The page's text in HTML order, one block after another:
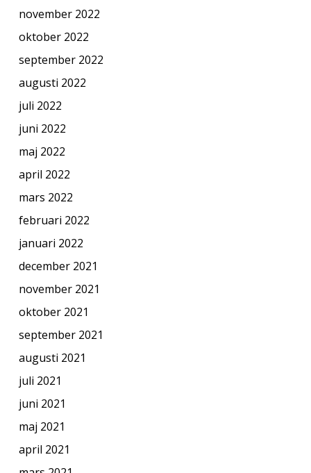
november 2022
oktober 2022
september 2022
augusti 2022
juli 2022
juni 2022
maj 2022
april 2022
mars 2022
februari 2022
januari 2022
december 2021
november 2021
oktober 2021
september 2021
augusti 2021
juli 2021
juni 2021
maj 2021
april 2021